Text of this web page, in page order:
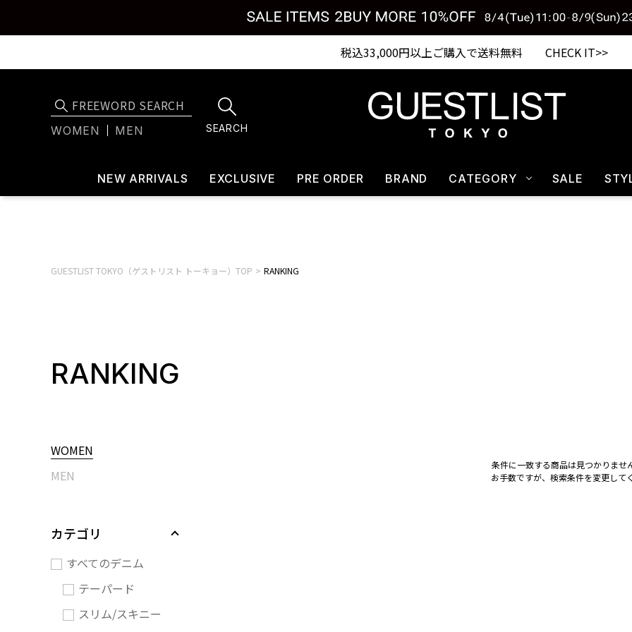
税込33,000円以上ご購入で送料無料 CHECK IT>>
WOMEN MEN SEARCH
NEW ARRIVALS EXCLUSIVE PRE ORDER BRAND CATEGORY SALE
GUESTLIST TOKYO（ゲストリスト トーキョー）TOP RANKING
RANKING
WOMEN
MEN
カテゴリ
すべてのデニム
テーパード
スリム/スキニー
条件に一致する商品は見つかりませ
お手数ですが、検索条件を変更して